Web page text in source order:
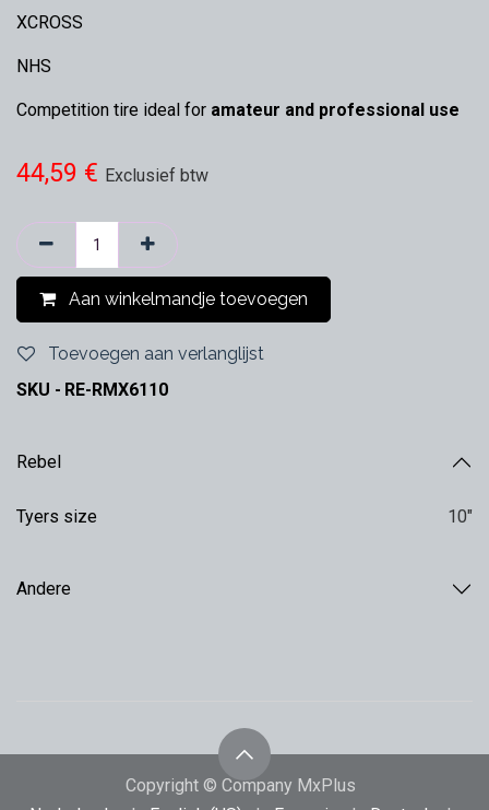
XCROSS
NHS
Competition tire ideal for amateur and professional use
44,59 € Exclusief btw
Aan winkelmandje toevoegen
Toevoegen aan verlanglijst
SKU - RE-RMX6110
Rebel
Tyers size 10"
Andere
Copyright © Company MxPlus